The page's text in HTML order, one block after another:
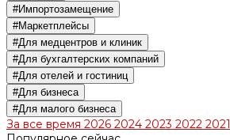
#Импортозамещение
#Маркетплейсы
#Для медцентров и клиник
#Для бухгалтерских компаний
#Для отелей и гостиниц
#Для бизнеса
#Для малого бизнеса
За все время 2026 2024 2023 2022 2021